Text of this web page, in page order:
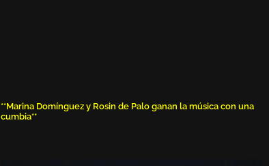
**Marina Domínguez y Rosin de Palo ganan la música con una
cumbia**